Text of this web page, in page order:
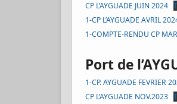
CP L’AYGUADE JUIN 2024
1-CP L’AYGUADE AVRIL
1-COMPTE-RENDU CP
Port de
1-CP. AYGUADE FEVRIER
CP L’AYGUADE NOV.2023